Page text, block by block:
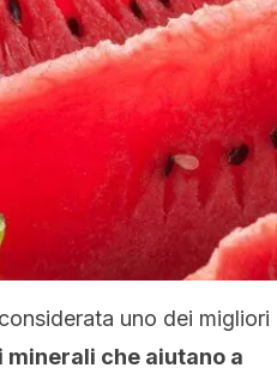
uno dei migliori
che aiutano a